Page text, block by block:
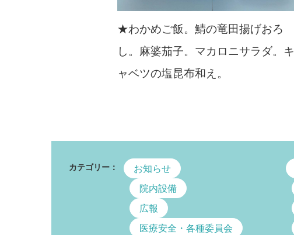
★わかめご飯。鯖の竜田揚げおろ
し。麻婆茄子。マカロニサラダ。キ
ャベツの塩昆布和え。
カテゴリー：
お知らせ
院内設備
広報
医療安全・各種委員会